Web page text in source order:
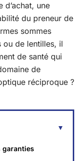
une
du preneur de
sommes
ou de lentilles, il
de santé qui
de
réciproque ?
garanties